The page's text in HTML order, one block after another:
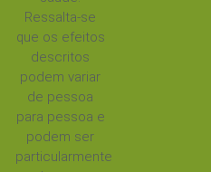
Ressalta-se
que os efeitos
descritos
podem variar
de pessoa
para pessoa e
podem ser
particularmente